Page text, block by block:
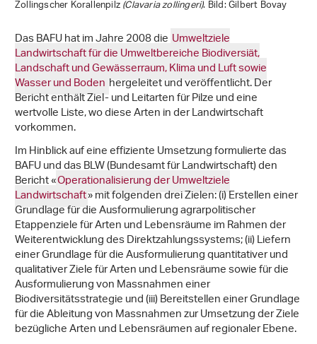
Zollingscher Korallenpilz(Clavaria zollingeri). Bild: Gilbert Bovay
Das BAFU hat im Jahre 2008 die Umweltziele
Landwirtschaft für die Umweltbereiche Biodiversiät,
Landschaft und Gewässerraum, Klima und Luft sowie
Wasser und Boden hergeleitet und veröffentlicht. Der
Bericht enthält Ziel- und Leitarten für Pilze und eine
wertvolle Liste, wo diese Arten in der Landwirtschaft
vorkommen.
Im Hinblick auf eine effiziente Umsetzung formulierte das
BAFU und das BLW (Bundesamt für Landwirtschaft) den
Bericht «Operationalisierung der Umweltziele
Landwirtschaft» mit folgenden drei Zielen: (i) Erstellen einer
Grundlage für die Ausformulierung agrarpolitischer
Etappenziele für Arten und Lebensräume im Rahmen der
Weiterentwicklung des Direktzahlungssystems; (ii) Liefern
einer Grundlage für die Ausformulierung quantitativer und
qualitativer Ziele für Arten und Lebensräume sowie für die
Ausformulierung von Massnahmen einer
Biodiversitätsstrategie und (iii) Bereitstellen einer Grundlage
für die Ableitung von Massnahmen zur Umsetzung der Ziele
bezügliche Arten und Lebensräumen auf regionaler Ebene.